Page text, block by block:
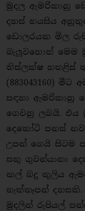
මුදල ඇමරිකානු
දහස් හයසිය
ඩොලරයක මිල
බැලූවහොත් මෙම
තිස්ලක්ෂ හතළිස්
(883043160)
සඳහා ඇමරිකානු
ගෙවනු ලබයි. එය
දෙකෝටි පනස්
උපන් ගෙයි සිටම
සතු ගුවන්යානා
කල් බදු කුලිය
හැත්තෑපන් දහසකි.
මුදලින් රුපියල්